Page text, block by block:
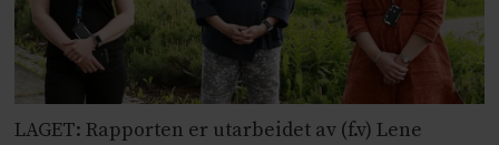
LAGET: Rapporten er utarbeidet av (f.v) Lene